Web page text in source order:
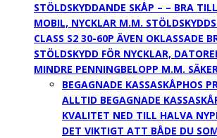
STÖLDSKYDDANDE SKÅP – – BRA
MOBIL, NYCKLAR M.M.
CLASS S2 30-60P ÄVEN OKLASSADE
STÖLDSKYDD FÖR NYCKLAR,
MINDRE PENNINGBELOPP M.M.
BEGAGNADE KASSASKÅPHOS
ALLTID BEGAGNADE
KVALITET NED TILL HALVA
DET VIKTIGT ATT BÅDE DU